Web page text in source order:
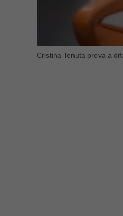
Cristina Tenuta prova a